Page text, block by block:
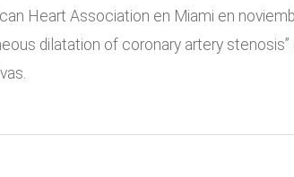
Heart Association en Miami en
dilatation of coronary artery